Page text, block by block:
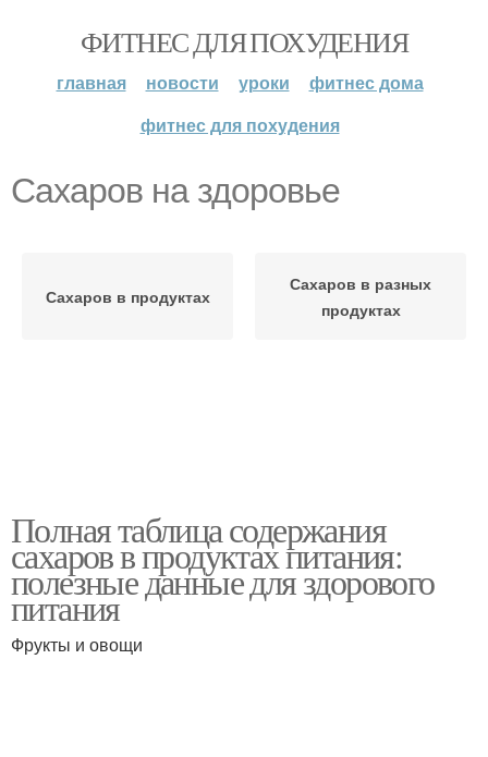
ФИТНЕС ДЛЯ ПОХУДЕНИЯ
главная новости уроки
фитнес дома
фитнес для похудения
Сахаров на здоровье
Сахаров в продуктах
Сахаров в разных
продуктах
Полная таблица содержания
сахаров в продуктах питания:
полезные данные для здорового
питания
Фрукты и овощи